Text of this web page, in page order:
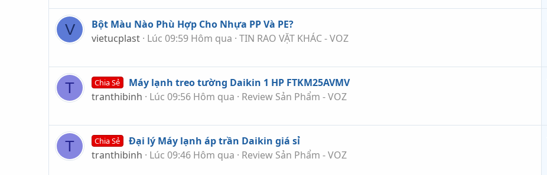
V
Bột Màu Nào Phù Hợp Cho Nhựa PP Và PE?
vietucplast
Lúc 09:59 Hôm qua TIN RAO VẶT KHÁC - VOZ
T Chia Sẻ
Máy lạnh treo tường Daikin 1 HP FTKM25AVMV
tranthibinh
Lúc 09:56 Hôm qua Review Sản Phẩm - VOZ
T Chia Sẻ
Đại lý Máy lạnh áp trần Daikin giá sỉ
tranthibinh
Lúc 09:46 Hôm qua Review Sản Phẩm - VOZ